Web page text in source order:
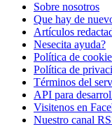
Sobre nosotros
Que hay de
Artículos
Nesecita ayuda?
Política de
Política de
Términos del
API para
Visitenos en
Nuestro canal